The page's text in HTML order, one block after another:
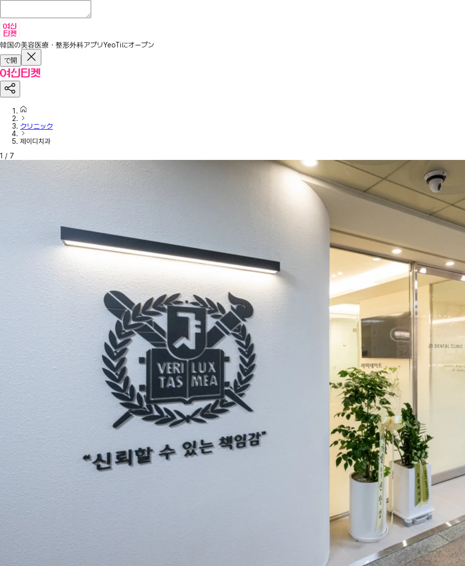
韓国の美容医療・整形外科アプリYeoTiにオープン
で開
クリニック
제이디치과
1 / 7